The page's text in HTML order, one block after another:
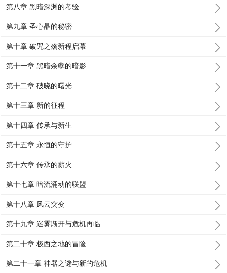
第八章 黑暗深渊的考验
第九章 圣心晶的秘密
第十章 破咒之殇新程启幕
第十一章 黑暗余孽的暗影
第十二章 破晓的曙光
第十三章 新的征程
第十四章 传承与新生
第十五章 永恒的守护
第十六章 传承的薪火
第十七章 暗流涌动的联盟
第十八章 风云突变
第十九章 迷雾渐开与危机再临
第二十章 极西之地的冒险
第二十一章 神器之谜与新的危机